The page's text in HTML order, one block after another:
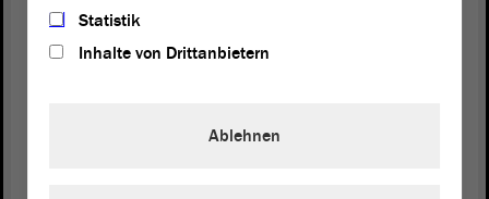
(Zustimmung bei der AfD und von Guido
Statistik
Inhalte von Drittanbietern
Ablehnen